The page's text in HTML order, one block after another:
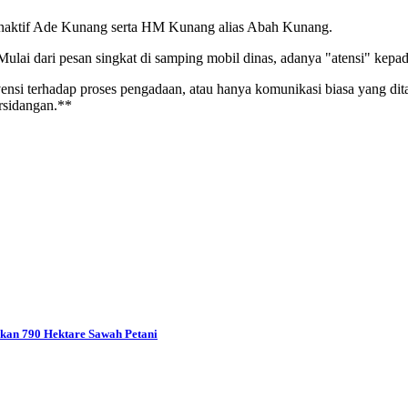
Ade Kunang serta HM Kunang alias Abah Kunang.
dari pesan singkat di samping mobil dinas, adanya "atensi"
terhadap proses pengadaan, atau hanya komunikasi biasa yang
790 Hektare Sawah Petani